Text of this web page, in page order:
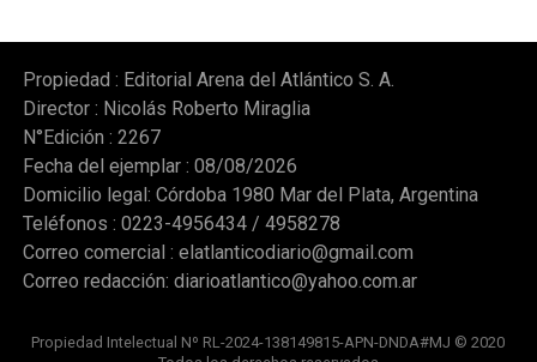
Propiedad : Editorial Arena del Atlántico S. A.
Director : Nicolás Roberto Miraglia
N°Edición : 2267
Fecha del ejemplar : 08/08/2026
Domicilio legal: Córdoba 1980 Mar del Plata, Argentina
Teléfonos : 0223-4956434 / 4958278
Correo comercial : elatlanticodiario@gmail.com
Correo redacción: diarioatlantico@yahoo.com.ar
Propiedad Intelectual Nº RL-2024-138149815-APN-DNDA#MJ © 2020